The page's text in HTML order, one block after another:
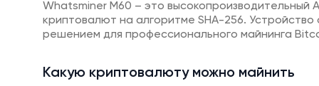
Whatsminer M60 – это высокопроизводительный
криптовалют на алгоритме SHA-256.
решением для профессионального майнинга
Какую криптовалюту можно майнить